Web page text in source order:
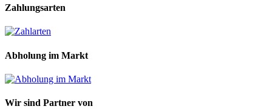
Zahlungsarten
Abholung im Markt
Wir sind Partner von